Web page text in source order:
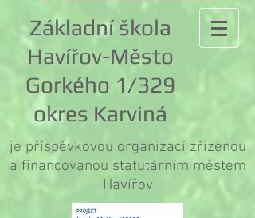
Základní škola
Havířov-Město
Gorkého 1/329
okres Karviná
je příspěvkovou organizací zřízenou
a financovanou statutárním městem
Havířov